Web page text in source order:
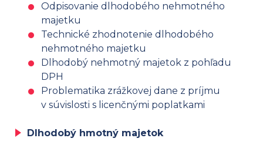
Odpisovanie dlhodobého nehmotného
majetku
Technické zhodnotenie dlhodobého
nehmotného majetku
Dlhodobý nehmotný majetok z pohľadu
DPH
Problematika zrážkovej dane z príjmu
v súvislosti s licenčnými poplatkami
Dlhodobý hmotný majetok